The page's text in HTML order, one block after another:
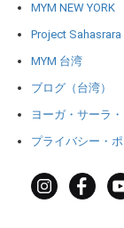
MYM NEW YORK
Project Sahasrara
MYM 台湾
ブログ（台湾）
ヨーガ・サーラ
プライバシー・